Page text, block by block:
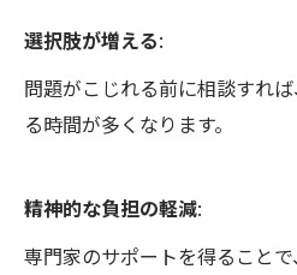
選択肢が増える:
問題がこじれる前に相談すれ
る時間が多くなります。
精神的な負担の軽減:
専門家のサポートを得ること